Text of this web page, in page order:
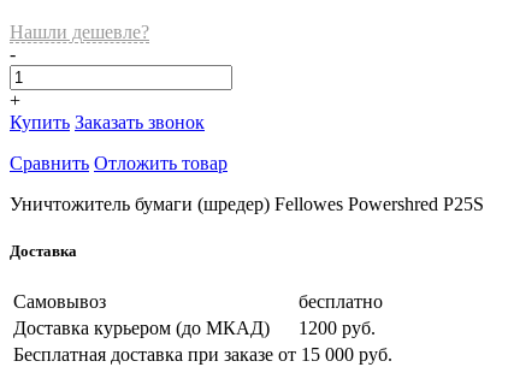
Нашли дешевле?
-
+
Купить Заказать звонок
Сравнить Отложить товар
Уничтожитель бумаги (шредер) Fellowes Powershred P25S
Доставка
Самовывоз
бесплатно
Доставка курьером (до МКАД)
1200 руб.
Бесплатная доставка при заказе от 15 000 руб.